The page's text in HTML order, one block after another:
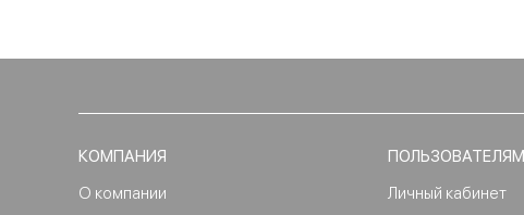
КОМПАНИЯ
О компании
ПОЛЬЗОВАТЕЛЯМ
Личный кабинет